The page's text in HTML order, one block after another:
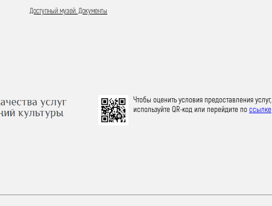
Доступный музей. Документы
Чтобы оценить условия предоставления услуг,
используйте QR-код или перейдите поссылке